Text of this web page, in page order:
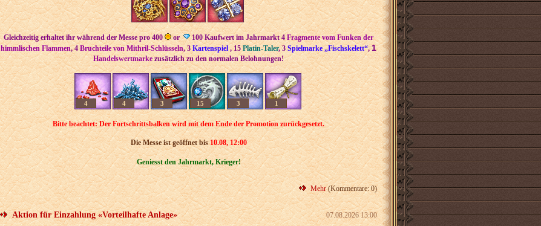
Gleichzeitig erhaltet ihr während der Messe pro400 or 100 Kaufwert im Jahrmarkt4Fragmente vom Funken der
himmlischen Flammen, 4Bruchteile von Mithril-Schlüsseln, 3Kartenspiel, 15Platin-Taler,3Spielmarke „Fischskelett“,1
Handelswertmarkezusätzlich zu den normalen Belohnungen!
4 4 3 15 3 1
Bitte beachtet: Der Fortschrittsbalken wird mit dem Ende der Promotion zurückgesetzt.
Die Messe ist geöffnet bis​ 10.08, 12:00
Geniesst den Jahrmarkt, Krieger!
Mehr(Kommentare: 0)
Aktion für Einzahlung «Vorteilhafte Anlage» 07.08.2026 13:00